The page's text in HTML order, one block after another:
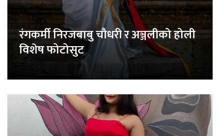
रंगकर्मी निरजबाबु चौधरी र अञ्जलीको होली
विशेष फोटोसुट